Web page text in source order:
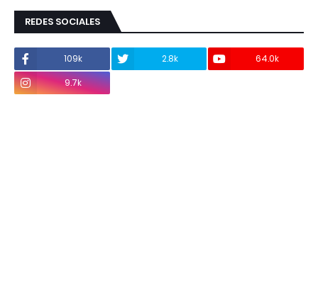
REDES SOCIALES
109k 2.8k
64.0k
9.7k